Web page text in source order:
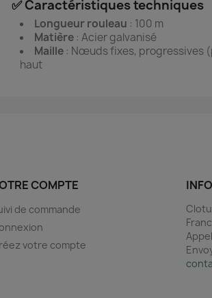
✅ Caractéristiques techniques
Longueur rouleau : 100 m
Matière : Acier galvanisé
Maille : Nœuds fixes, progressives
haut
COMPTE
de commande
votre compte